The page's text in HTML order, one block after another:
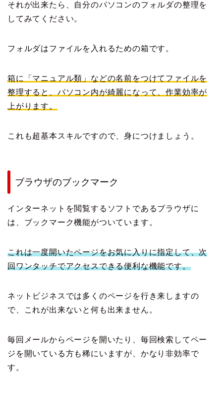
それが出来たら、自分のパソコンのフォルダの整理を
してみてください。
フォルダはファイルを入れるための箱です。
箱に「マニュアル類」などの名前をつけてファイルを
整理すると、パソコン内が綺麗になって、作業効率が
上がります。
これも超基本スキルですので、身につけましょう。
ブラウザのブックマーク
インターネットを閲覧するソフトであるブラウザに
は、ブックマーク機能がついています。
これは一度開いたページをお気に入りに指定して、次
回ワンタッチでアクセスできる便利な機能です。
ネットビジネスでは多くのページを行き来しますの
で、これが出来ないと何も出来ません。
毎回メールからページを開いたり、毎回検索してペー
ジを開いている方も稀にいますが、かなり非効率で
す。